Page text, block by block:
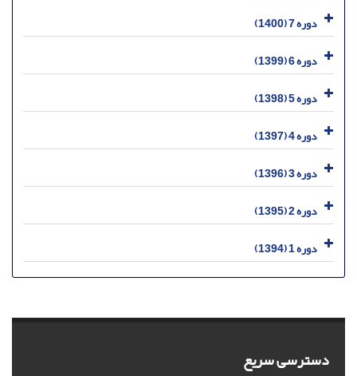
دوره 7 (1400)
دوره 6 (1399)
دوره 5 (1398)
دوره 4 (1397)
دوره 3 (1396)
دوره 2 (1395)
دوره 1 (1394)
دسترسی سریع